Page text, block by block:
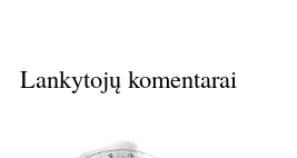
Lankytojų komentarai